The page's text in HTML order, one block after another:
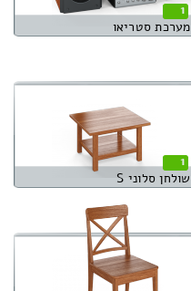
1
מערכת סטריאו
1
שולחן סלוני S